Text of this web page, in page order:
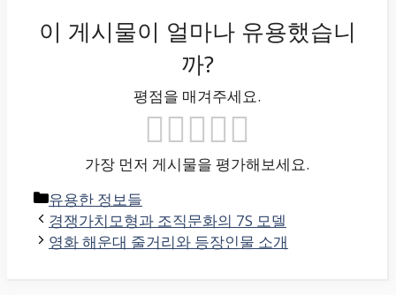
이 게시물이 얼마나 유용했습니
까?
평점을 매겨주세요.
가장 먼저 게시물을 평가해보세요.
카
테
고
유용한 정보들
경쟁가치모형과 조직문화의 7S 모델
영화 해운대 줄거리와 등장인물 소개